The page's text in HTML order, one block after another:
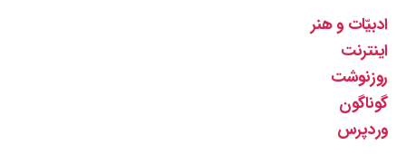
ادبیّات و هنر
اینترنت
روزنوشت
گوناگون
وردپرس